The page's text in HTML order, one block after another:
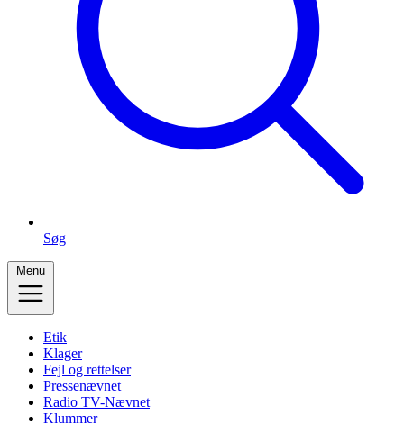
Søg
Menu
Etik
Klager
Fejl og rettelser
Pressenævnet
Radio TV-Nævnet
Klummer